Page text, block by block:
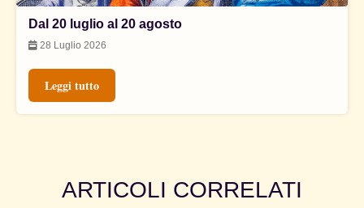
Dal 20 luglio al 20 agosto
28 Luglio 2026
Leggi tutto
ARTICOLI CORRELATI